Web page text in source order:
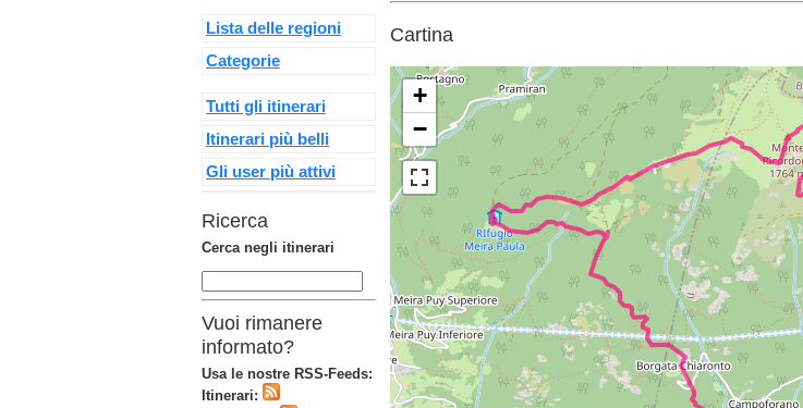
Cartina
+
−
Lista delle regioni
Categorie
Tutti gli itinerari
Itinerari più belli
Gli user più attivi
Ricerca
Cerca negli itinerari
Vuoi rimanere
informato?
Usa le nostre RSS-Feeds:
Itinerari: